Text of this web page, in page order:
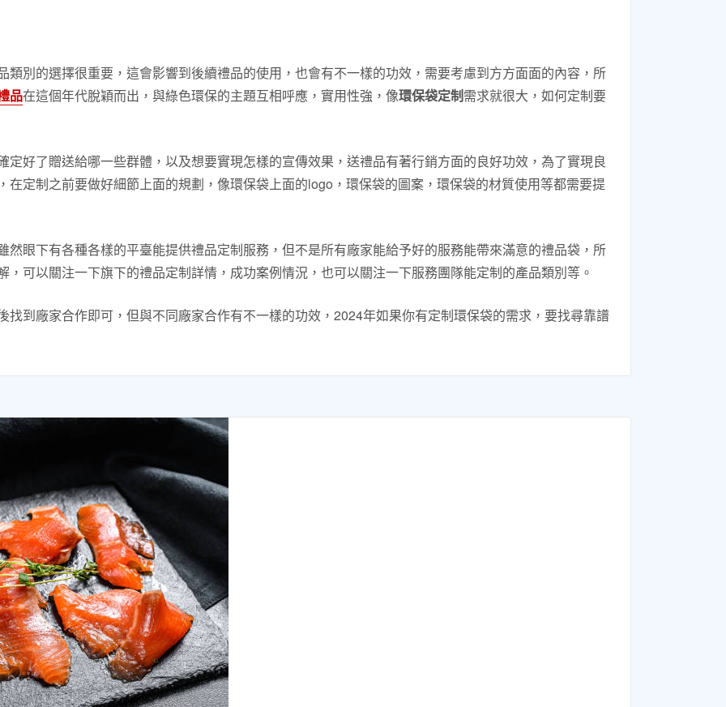
類別的選擇很重要，這會影響到後續禮品的使用，也會有不一樣的功效，需要考慮到方方面面的內容，所
品在這個年代脫穎而出，與綠色環保的主題互相呼應，實用性強，像環保袋定制需求就很大，如何定制要
好了贈送給哪一些群體，以及想要實現怎樣的宣傳效果，送禮品有著行銷方面的良好功效，為了實現良
在定制之前要做好細節上面的規劃，像環保袋上面的logo，環保袋的圖案，環保袋的材質使用等都需要提
然眼下有各種各樣的平臺能提供禮品定制服務，但不是所有廠家能給予好的服務能帶來滿意的禮品袋，所
可以關注一下旗下的禮品定制詳情，成功案例情況，也可以關注一下服務團隊能定制的產品類別等。
找到廠家合作即可，但與不同廠家合作有不一樣的功效，2024年如果你有定制環保袋的需求，要找尋靠譜